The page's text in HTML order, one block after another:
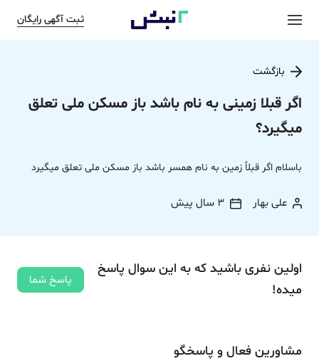
ثبت آگهی رایگان
بازگشت
اگر قبلا زمینی به نام باشد باز مسکن ملی تعلق
میگیرد؟
باسلام اگر قبلاً زمین به نام همسر باشد باز مسکن ملی تعلق میگیرد
علی بهار 3 سال پیش
اولین نفری باشید که به این سوال پاسخ
میده!
پاسخ شما
مشاورین فعال و پاسخگو